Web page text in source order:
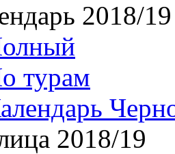
2018/19
турам
2018/19